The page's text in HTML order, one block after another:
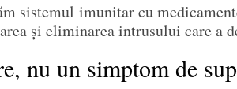
sistemul imunitar cu
și eliminarea intrusului care a
nu un simptom de